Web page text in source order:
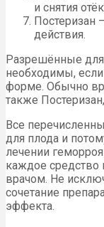
и снятия
Постеризан
действия.
Разрешённые
необходимы,
форме. Обычно
также
Все
для плода и
лечении
каждое средство
врачом. Не
сочетание
эффекта.